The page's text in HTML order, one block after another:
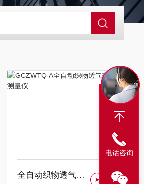
电压击穿强度试验机 GCDDJ-100Kv
全自动织物透气率测量仪
电话咨询